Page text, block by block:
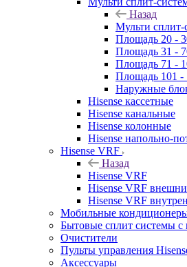
Назад
Мульти сплит-
Площадь 20 -
Площадь 31 -
Площадь 71 -
Площадь 101 -
Наружные
Hisense кассетные
Hisense канальные
Hisense колонные
Hisense напольно-
Hisense VRF
Назад
Hisense VRF
Hisense VRF
Hisense VRF
Мобильные
Бытовые сплит системы с
Очистители
Пульты управления
Аксессуары